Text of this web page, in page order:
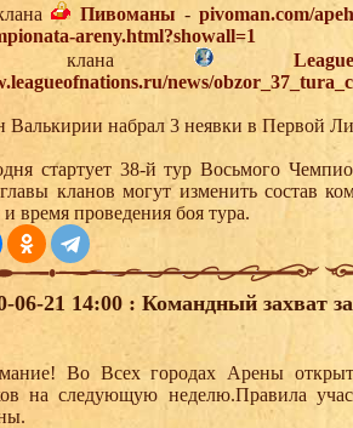
Пивоманы -pivoman.com/
areny.html?showall=1
клана
news/
Валькирии набрал 3 неявки в Первой
стартует 38-й тур Восьмого
кланов могут изменить состав
и время проведения боя тура.
06-21 14:00 : Командный захват
Во Всех городах Арены
на следующую неделю.Правила